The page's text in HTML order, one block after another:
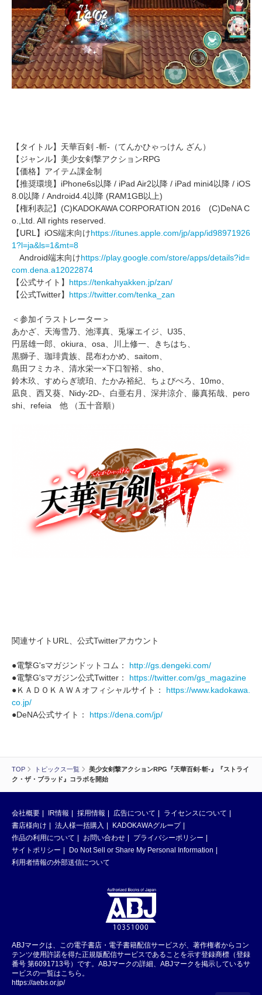
TOP トピックス一覧
美少女剣撃アクションRPG『天華百剣-斬-』『ストライ
ク・ザ・ブラッド』コラボを開始
【タイトル】天華百剣 -斬-（てんかひゃっけん ざん）
【ジャンル】美少女剣撃アクションRPG
【価格】アイテム課金制
【推奨環境】iPhone6s以降 / iPad Air2以降 / iPad mini4以降 / iOS
8.0以降 / Android4.4以降 (RAM1GB以上)
【権利表記】(C)KADOKAWA CORPORATION 2016 (C)DeNA C
o.,Ltd. All rights reserved.
【URL】iOS端末向けhttps://itunes.apple.com/jp/app/id98971926
1?l=ja&ls=1&mt=8
Android端末向けhttps://play.google.com/store/apps/details?id=
com.dena.a12022874
【公式サイト】 https://tenkahyakken.jp/zan/
【公式Twitter】 https://twitter.com/tenka_zan
＜参加イラストレーター＞
あかざ、天海雪乃、池澤真、兎塚エイジ、U35、
円居雄一郎、okiura、osa、川上修一、きちはち、
黒獅子、珈琲貴族、昆布わかめ、saitom、
島田フミカネ、清水栄一×下口智裕、sho、
鈴木玖、すめらぎ琥珀、たかみ裕紀、ちょびぺろ、10mo、
凪良、西又葵、Nidy-2D-、白亜右月、深井涼介、藤真拓哉、pero
shi、refeia 他 （五十音順）
関連サイトURL、公式Twitterアカウント
●電撃G'sマガジンドットコム： http://gs.dengeki.com/
●電撃G'sマガジン公式Twitter： https://twitter.com/gs_magazine
●ＫＡＤＯＫＡＷＡオフィシャルサイト： https://www.kadokawa.
co.jp/
●DeNA公式サイト： https://dena.com/jp/
会社概要 IR情報 採用情報 広告について
ライセンスについて
書店様向け
法人様一括購入
KADOKAWAグループ
作品の利用について
お問い合わせ
プライバシーポリシー
サイトポリシー
Do Not Sell or Share My Personal Information
利用者情報の外部送信について
ABJマークは、この電子書店・電子書籍配信サービスが、著作権者からコン
テンツ使用許諾を得た正規版配信サービスであることを示す登録商標（登録
番号 第6091713号）です。ABJマークの詳細、ABJマークを掲示しているサ
ービスの一覧はこちら。
https://aebs.or.jp/